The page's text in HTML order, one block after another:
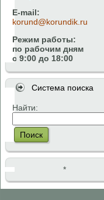
E-mail:
korund@korundik.ru
Режим работы:
по рабочим дням
с 9:00 до 18:00
Система поиска
Найти:
Поиск
*